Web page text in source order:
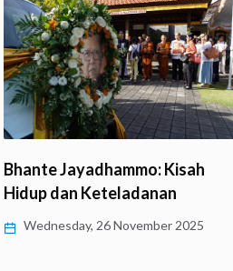
Bhante Jayadhammo: Kisah
Hidup dan Keteladanan
Wednesday, 26 November 2025